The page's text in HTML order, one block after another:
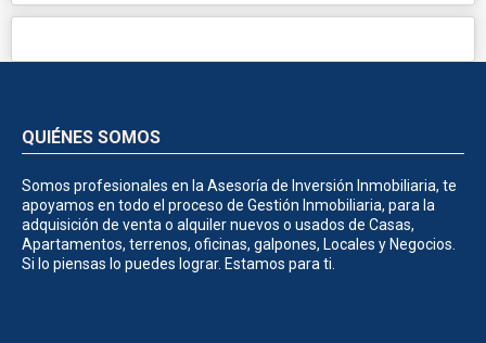
QUIÉNES SOMOS
Somos profesionales en la Asesoría de Inversión Inmobiliaria, te
apoyamos en todo el proceso de Gestión Inmobiliaria, para la
adquisición de venta o alquiler nuevos o usados de Casas,
Apartamentos, terrenos, oficinas, galpones, Locales y Negocios.
Si lo piensas lo puedes lograr. Estamos para ti.